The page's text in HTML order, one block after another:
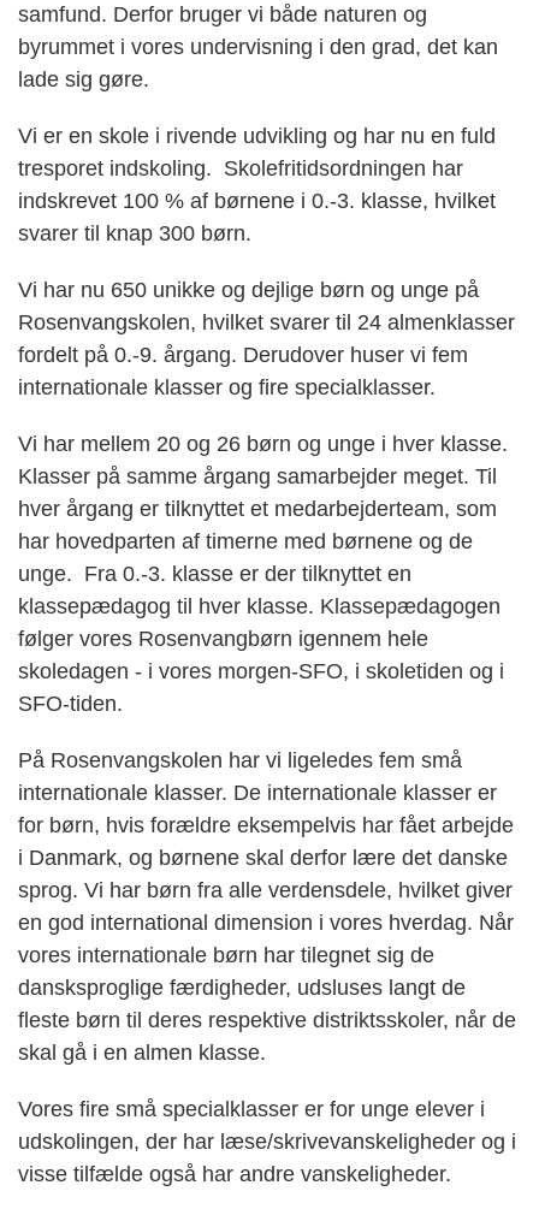
samfund. Derfor bruger vi både naturen og
byrummet i vores undervisning i den grad, det kan
lade sig gøre.
Vi er en skole i rivende udvikling og har nu en fuld
tresporet indskoling. Skolefritidsordningen har
indskrevet 100 % af børnene i 0.-3. klasse, hvilket
svarer til knap 300 børn.
Vi har nu 650 unikke og dejlige børn og unge på
Rosenvangskolen, hvilket svarer til 24 almenklasser
fordelt på 0.-9. årgang. Derudover huser vi fem
internationale klasser og fire specialklasser.
Vi har mellem 20 og 26 børn og unge i hver klasse.
Klasser på samme årgang samarbejder meget. Til
hver årgang er tilknyttet et medarbejderteam, som
har hovedparten af timerne med børnene og de
unge. Fra 0.-3. klasse er der tilknyttet en
klassepædagog til hver klasse. Klassepædagogen
følger vores Rosenvangbørn igennem hele
skoledagen - i vores morgen-SFO, i skoletiden og i
SFO-tiden.
På Rosenvangskolen har vi ligeledes fem små
internationale klasser. De internationale klasser er
for børn, hvis forældre eksempelvis har fået arbejde
i Danmark, og børnene skal derfor lære det danske
sprog. Vi har børn fra alle verdensdele, hvilket giver
en god international dimension i vores hverdag. Når
vores internationale børn har tilegnet sig de
dansksproglige færdigheder, udsluses langt de
fleste børn til deres respektive distriktsskoler, når de
skal gå i en almen klasse.
Vores fire små specialklasser er for unge elever i
udskolingen, der har læse/skrivevanskeligheder og i
visse tilfælde også har andre vanskeligheder.